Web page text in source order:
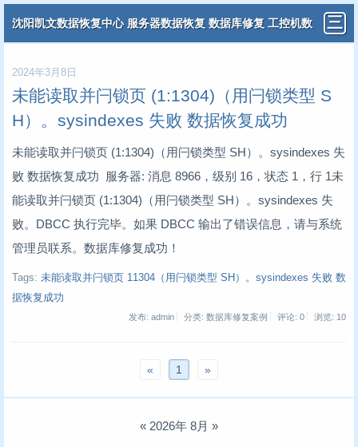
沈阳凯文数据恢复中心 服务器数据恢复 数据库修复 工控机数
据恢复 分布式虚拟机数据恢复
2024年3月8日
未能读取并闩锁页 (1:1304)（用闩锁类型 S
H）。sysindexes 失败 数据恢复成功
未能读取并闩锁页 (1:1304)（用闩锁类型 SH）。sysindexes 失
败 数据恢复成功 服务器: 消息 8966，级别 16，状态 1，行 1未
能读取并闩锁页 (1:1304)（用闩锁类型 SH）。sysindexes 失
败。DBCC 执行完毕。如果 DBCC 输出了错误信息，请与系统
管理员联系。数据库修复成功！
Tags: 未能读取并闩锁页 11304（用闩锁类型 SH）。sysindexes 失败 数
据恢复成功
发布: admin 分类: 数据库修复案例 评论: 0 浏览: 10
« 1 »
« 2026年 8月 »